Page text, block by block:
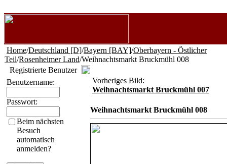
Home/Deutschland [D]/Bayern [BAY]/Oberbayern - Östlicher
Teil/Rosenheimer Land/Weihnachtsmarkt Bruckmühl 008
Registrierte Benutzer
Benutzername:
Passwort:
Beim nächsten
Besuch
automatisch
anmelden?
Vorheriges Bild:
Weihnachtsmarkt Bruckmühl 007
Weihnachtsmarkt Bruckmühl 008